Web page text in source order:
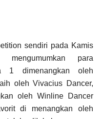
sendiri pada Kamis
para
1 dimenangkan oleh
oleh Vivacius Dancer,
oleh Winline Dancer
di menangkan oleh